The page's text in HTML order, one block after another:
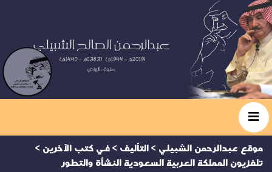
موقع عبدالرحمن الشبيلي > التأليف > في كتب الآخرين >
تلفزيون المملكة العربية السعودية النشأة والتطور